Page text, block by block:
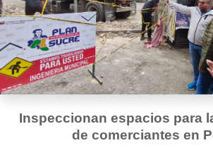
Inspeccionan espacios para
de comerciantes en